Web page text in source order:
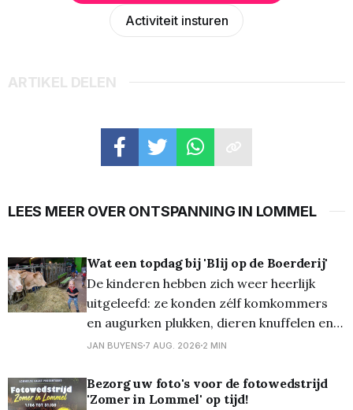
Activiteit insturen
ARTIKEL DELEN
LEES MEER OVER ONTSPANNING IN LOMMEL
Wat een topdag bij 'Blij op de Boerderij'
De kinderen hebben zich weer heerlijk
uitgeleefd: ze konden zélf komkommers
en augurken plukken, dieren knuffelen en
eten geven (waaronder schaapjes en de
varkens en de koeien. Ze schrokken wel
dat de koeien zo een lange tong hadden...
JAN BUYENS 7 AUG. 2026 2 MIN
Bezorg uw foto's voor de fotowedstrijd
'Zomer in Lommel' op tijd!